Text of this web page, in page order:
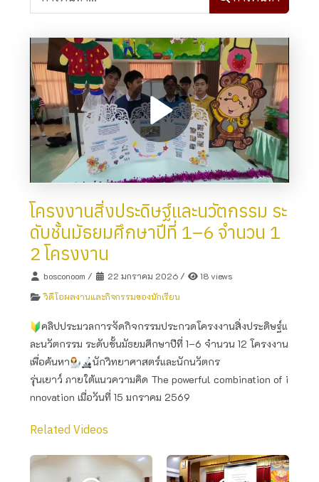
โครงงานสิ่งประดิษฐ์และนวัตกรรม ระ
ดับชั้นมัธยมศึกษาปีที่ 1–6 จำนวน 1
2 โครงงาน
bosconoom / 22 มกราคม 2026/
18 views
วิดีโอผลงานและกิจกรรมของนักเรียน
คลิปประมวลการจัดกิจกรรมประกวดโครงงานสิ่งประดิษฐ์แ
ละนวัตกรรม ระดับชั้นมัธยมศึกษาปีที่ 1–6 จำนวน 12 โครงงาน
เพื่อค้นหา
นักวิทยาศาสตร์และนักนวัตกร
รุ่นเยาว์ ภายใต้แนวความคิด The powerful combination of i
nnovation เมื่อวันที่ 15 มกราคม 2569
Related Videos